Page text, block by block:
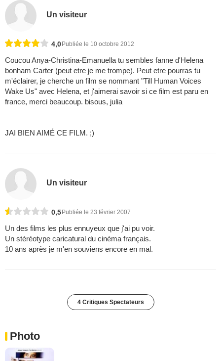
Un visiteur
4,0Publiée le 10 octobre 2012
Coucou Anya-Christina-Emanuella tu sembles fanne d'Helena
bonham Carter (peut etre je me trompe). Peut etre pourras tu
m'éclairer, je cherche un film se nommant "Till Human Voices
Wake Us" avec Helena, et j'aimerai savoir si ce film est paru en
france, merci beaucoup. bisous, julia
JAI BIEN AIMÉ CE FILM. ;)
Un visiteur
0,5 Publiée le 23 février 2007
Un des films les plus ennuyeux que j'ai pu voir.
Un stéréotype caricatural du cinéma français.
10 ans après je m'en souviens encore en mal.
4 Critiques Spectateurs
Photo